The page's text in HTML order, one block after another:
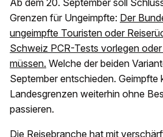
Ab dem 20. September soll
Grenzen für Ungeimpfte: Der
ungeimpfte Touristen oder
Schweiz PCR-Tests vorlegen
müssen. Welche der beiden
September entschieden. Geimpfte
Landesgrenzen weiterhin ohne
passieren.
Die Reisebranche hat mit